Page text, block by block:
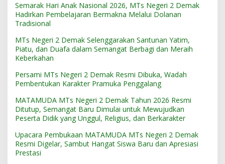
Semarak Hari Anak Nasional 2026, MTs Negeri 2 Demak
Hadirkan Pembelajaran Bermakna Melalui Dolanan
Tradisional
MTs Negeri 2 Demak Selenggarakan Santunan Yatim,
Piatu, dan Duafa dalam Semangat Berbagi dan Meraih
Keberkahan
Persami MTs Negeri 2 Demak Resmi Dibuka, Wadah
Pembentukan Karakter Pramuka Penggalang
MATAMUDA MTs Negeri 2 Demak Tahun 2026 Resmi
Ditutup, Semangat Baru Dimulai untuk Mewujudkan
Peserta Didik yang Unggul, Religius, dan Berkarakter
Upacara Pembukaan MATAMUDA MTs Negeri 2 Demak
Resmi Digelar, Sambut Hangat Siswa Baru dan Apresiasi
Prestasi